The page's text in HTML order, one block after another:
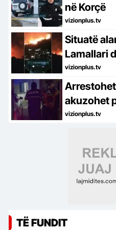
në Korçë
vizionplus.tv
Situatë
Lamallari
apel
vizionplus.tv
akuzohet
qëllimshme
vizionplus.tv
TË FUNDIT